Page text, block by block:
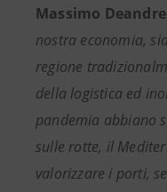
Massimo
nostra economia,
regione
della logistica ed
pandemia abbiano
sulle rotte, il
valorizzare i porti,